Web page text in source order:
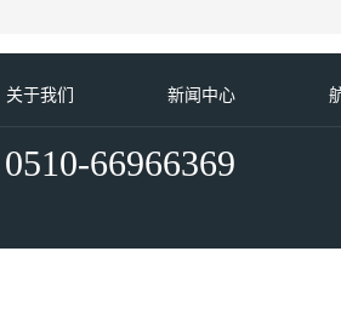
关于我们 新闻中心
0510-66966369